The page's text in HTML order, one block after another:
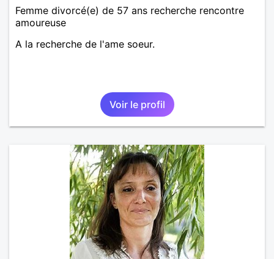
Femme divorcé(e) de 57 ans recherche rencontre
amoureuse
A la recherche de l'ame soeur.
Voir le profil